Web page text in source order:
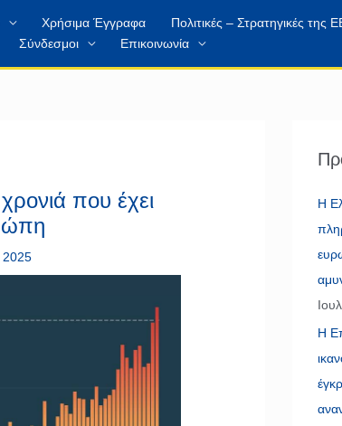
Χρήσιμα Έγγραφα Πολιτικές – Στρατηγικές της
Σύνδεσμοι Επικοινωνία
που έχει
2025
Η
Η